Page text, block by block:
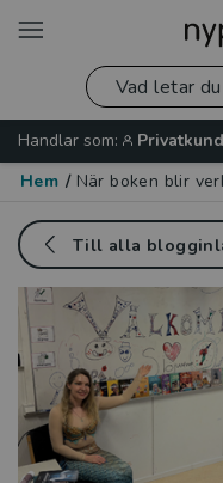
Handlar som:
Privatkund
Hem / När boken blir
Till alla